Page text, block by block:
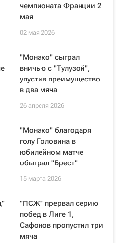
чемпионата Франции 2
мая
02 мая 2026
"Монако" сыграл
вничью с "Тулузой",
упустив преимущество
в два мяча
26 апреля 2026
"Монако" благодаря
голу Головина в
юбилейном матче
обыграл "Брест"
15 марта 2026
"ПСЖ" прервал серию
побед в Лиге 1,
Сафонов пропустил три
мяча